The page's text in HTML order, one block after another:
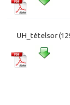
UH_tételsor